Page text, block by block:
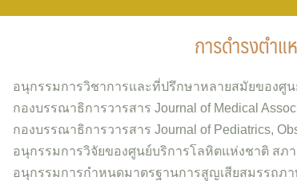
การดำรงตำ
อนุกรรมการวิชาการและที่ปรึกษาหลายสมัยของศู
กองบรรณาธิการวารสาร Journal of Medical
กองบรรณาธิการวารสาร Journal of Pediatrics,
อนุกรรมการวิจัยของศูนย์บริการโลหิตแห่งชาติ สภ
อนุกรรมการกำหนดมาตรฐานการสูญเสียสมรรถภ